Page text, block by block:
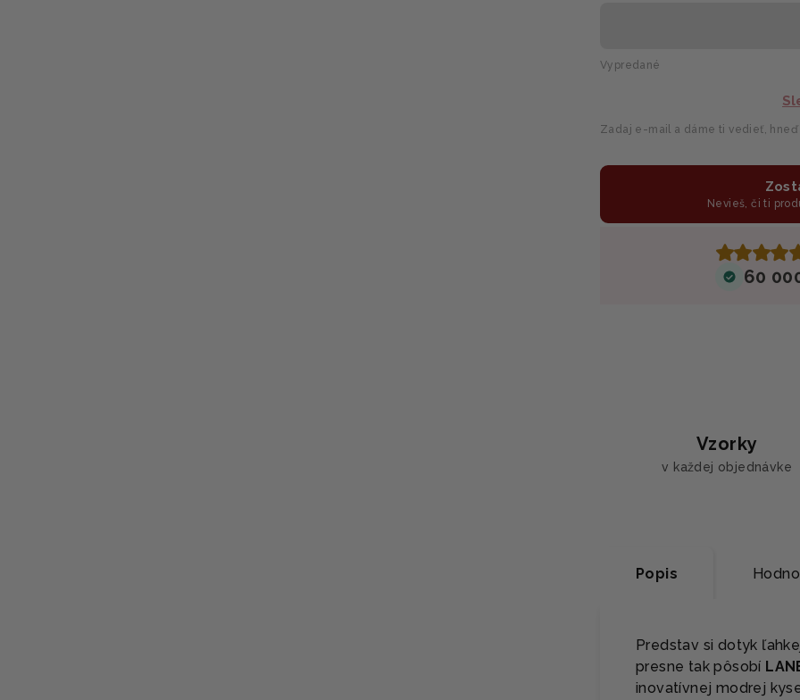
Vypredané
Zadaj e-mail a dáme ti vedieť,
Nevieš, či ti
60
Vzorky
v každej objednávke
Popis
Predstav si dotyk
presne tak pôsobí
inovatívnej modrej